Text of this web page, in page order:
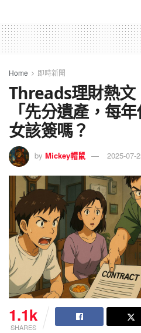
Home 即時新聞
Threads理財熱文
「先分遺產，每
女該簽嗎？
by Mickey帽鼠 2025-07-
1.1k
SHARES